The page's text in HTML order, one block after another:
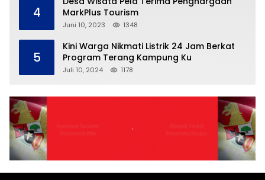
4
MarkPlus Tourism
Juni 10, 2023 1348
5
Kini Warga Nikmati Listrik 24 Jam Berkat
Program Terang Kampung Ku
Juli 10, 2024 1178